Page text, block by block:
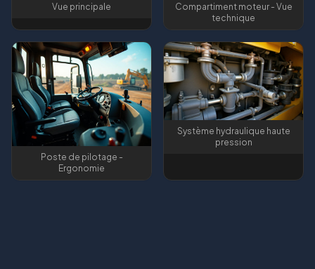
Vue principale
Compartiment moteur - Vue
technique
Poste de pilotage -
Ergonomie
Système hydraulique haute
pression